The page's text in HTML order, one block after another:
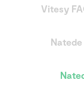
Vitesy
Natede